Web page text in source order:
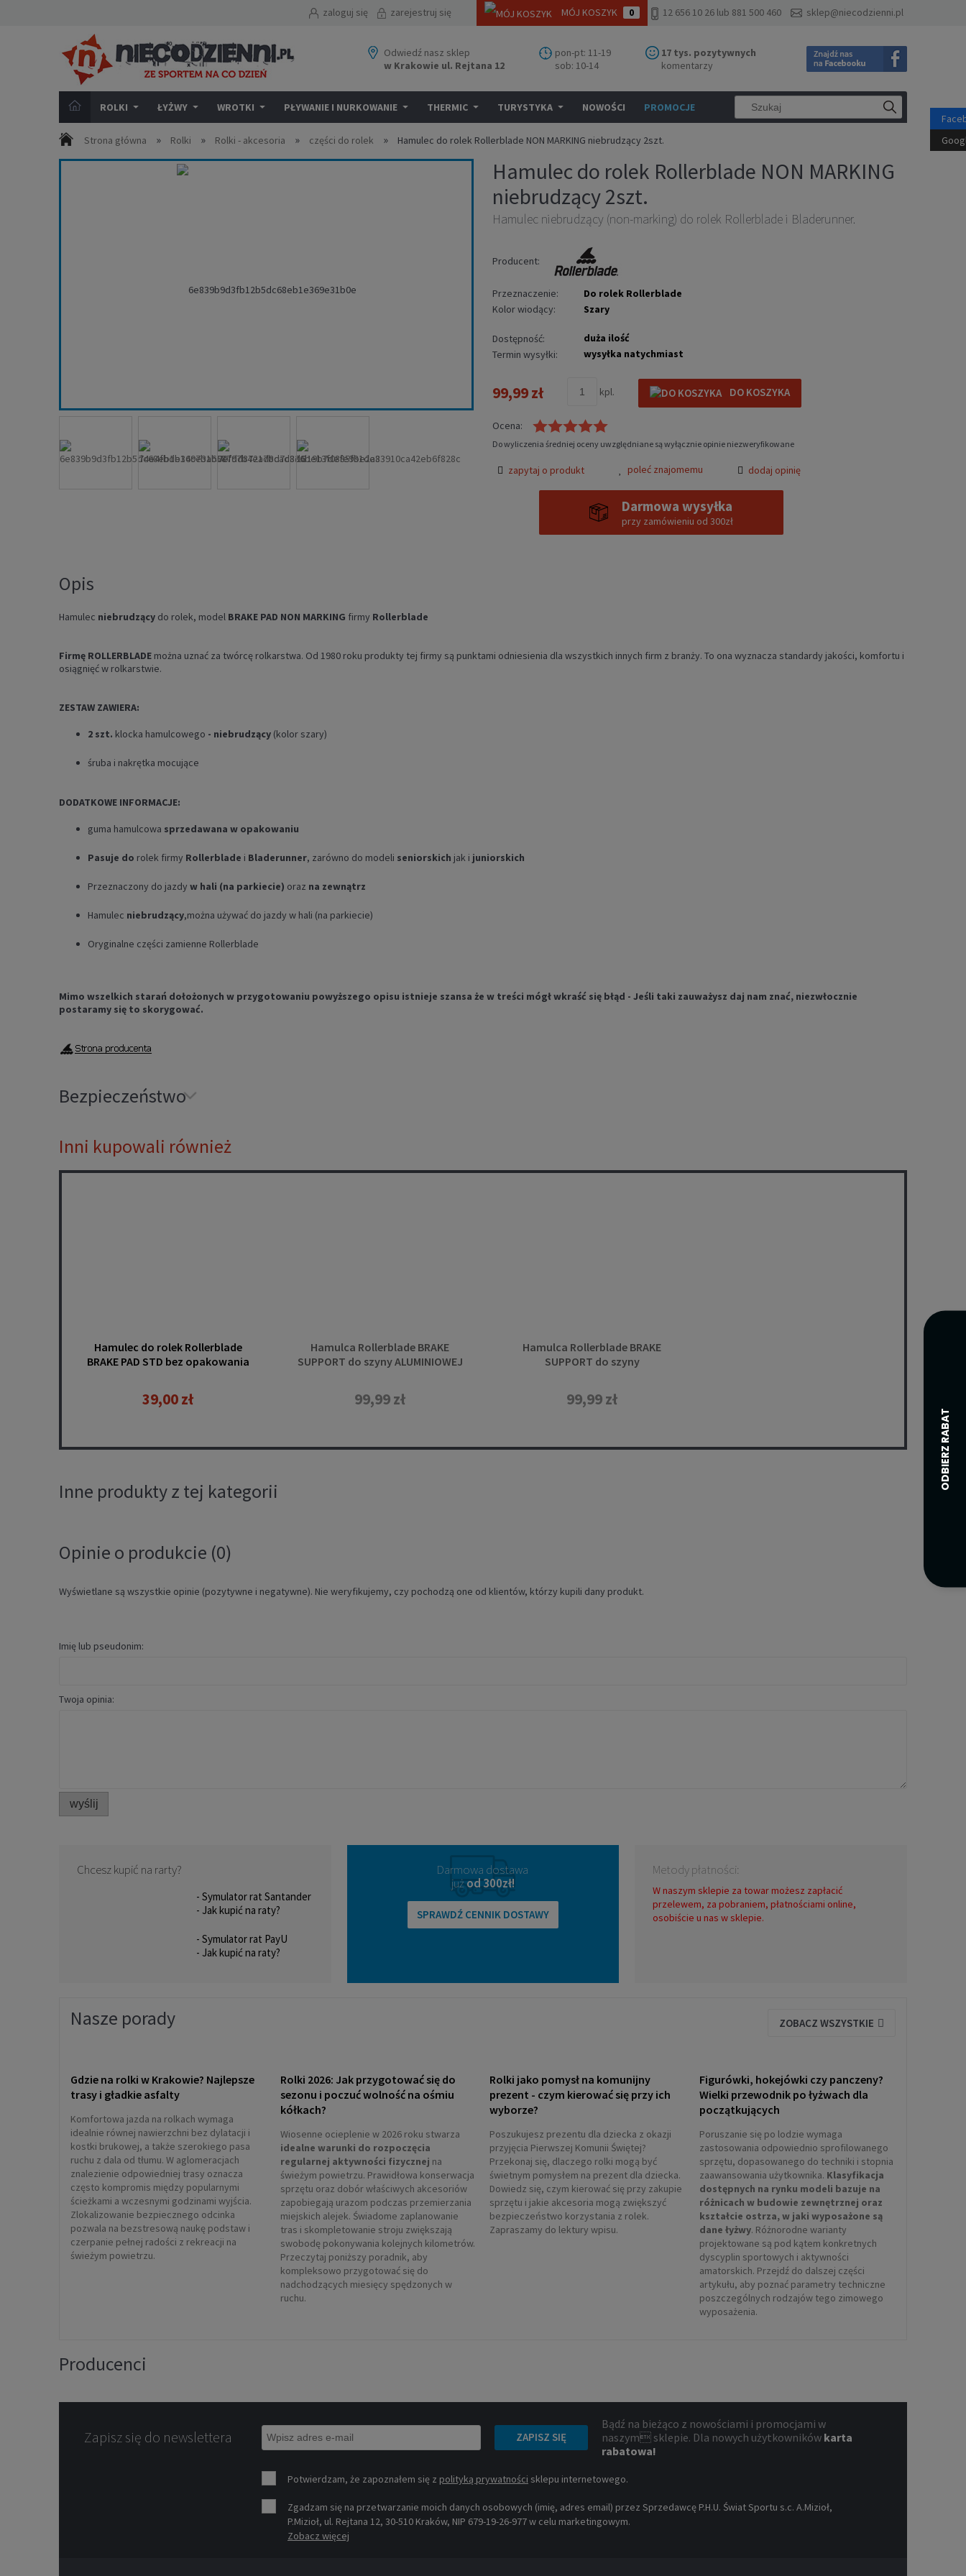
12 656 10 26 lub 881 500 460 sklep@niecodzienni.pl
MÓJ KOSZYK 0
zaloguj się zarejestruj się
Odwiedź nasz sklep
w Krakowie ul. Rejtana 12
pon-pt: 11-19
sob: 10-14
17 tys. pozytywnych
komentarzy
ROLKI ŁYŻWY WROTKI PŁYWANIE I NURKOWANIE THERMIC TURYSTYKA NOWOŚCI PROMOCJE
Strona główna » Rolki » Rolki - akcesoria » części do rolek » Hamulec do rolek Rollerblade NON MARKING niebrudzący 2szt.
Hamulec do rolek Rollerblade NON MARKING
niebrudzący 2szt.
Hamulec niebrudzący (non-marking) do rolek Rollerblade i Bladerunner.
Producent:
Przeznaczenie:
Do rolek Rollerblade
Kolor wiodący:
Szary
Dostępność:
duża ilość
Termin wysyłki:
wysyłka natychmiast
99,99 zł kpl. DO KOSZYKA
Ocena:
Do wyliczenia średniej oceny uwzględniane są wyłącznie opinie niezweryfikowane
zapytaj o produkt poleć znajomemu dodaj opinię
Darmowa wysyłka
przy zamówieniu od 300zł
Opis
Hamulec niebrudzący do rolek, model BRAKE PAD NON MARKING firmy Rollerblade
Firmę ROLLERBLADE można uznać za twórcę rolkarstwa. Od 1980 roku produkty tej firmy są punktami odniesienia dla wszystkich innych firm z branży. To ona wyznacza standardy jakości, komfortu i
osiągnięć w rolkarstwie.
ZESTAW ZAWIERA:
2 szt. klocka hamulcowego - niebrudzący (kolor szary)
śruba i nakrętka mocujące
DODATKOWE INFORMACJE:
guma hamulcowa sprzedawana w opakowaniu
Pasuje do rolek firmy Rollerblade i Bladerunner, zarówno do modeli seniorskich jak i juniorskich
Przeznaczony do jazdy w hali (na parkiecie) oraz na zewnątrz
Hamulec niebrudzący,można używać do jazdy w hali (na parkiecie)
Oryginalne części zamienne Rollerblade
Mimo wszelkich starań dołożonych w przygotowaniu powyższego opisu istnieje szansa że w treści mógł wkraść się błąd - Jeśli taki zauważysz daj nam znać, niezwłocznie
postaramy się to skorygować.
Bezpieczeństwo
Inni kupowali również
Hamulec do rolek Rollerblade
BRAKE PAD STD bez opakowania
39,00 zł
Hamulca Rollerblade BRAKE
SUPPORT do szyny ALUMINIOWEJ
99,99 zł
Hamulca Rollerblade BRAKE
SUPPORT do szyny
99,99 zł
Inne produkty z tej kategorii
Opinie o produkcie (0)
Wyświetlane są wszystkie opinie (pozytywne i negatywne). Nie weryfikujemy, czy pochodzą one od klientów, którzy kupili dany produkt.
Imię lub pseudonim:
Twoja opinia:
wyślij
Chcesz kupić na rarty?
- Symulator rat Santander
- Jak kupić na raty?
- Symulator rat PayU
- Jak kupić na raty?
Darmowa dostawa
już od 300zł!
SPRAWDŹ CENNIK DOSTAWY
Metody płatności:
W naszym sklepie za towar możesz zapłacić
przelewem, za pobraniem, płatnościami online,
osobiście u nas w sklepie.
Nasze porady ZOBACZ WSZYSTKIE
Gdzie na rolki w Krakowie? Najlepsze
trasy i gładkie asfalty
Komfortowa jazda na rolkach wymaga
idealnie równej nawierzchni bez dylatacji i
kostki brukowej, a także szerokiego pasa
ruchu z dala od tłumu. W aglomeracjach
znalezienie odpowiedniej trasy oznacza
często kompromis między popularnymi
ścieżkami a wczesnymi godzinami wyjścia.
Zlokalizowanie bezpiecznego odcinka
pozwala na bezstresową naukę podstaw i
czerpanie pełnej radości z rekreacji na
świeżym powietrzu.
Rolki 2026: Jak przygotować się do
sezonu i poczuć wolność na ośmiu
kółkach?
Wiosenne ocieplenie w 2026 roku stwarza
idealne warunki do rozpoczęcia
regularnej aktywności fizycznej na
świeżym powietrzu. Prawidłowa konserwacja
sprzętu oraz dobór właściwych akcesoriów
zapobiegają urazom podczas przemierzania
miejskich alejek. Świadome zaplanowanie
tras i skompletowanie stroju zwiększają
swobodę pokonywania kolejnych kilometrów.
Przeczytaj poniższy poradnik, aby
kompleksowo przygotować się do
nadchodzących miesięcy spędzonych w
ruchu.
Rolki jako pomysł na komunijny
prezent - czym kierować się przy ich
wyborze?
Poszukujesz prezentu dla dziecka z okazji
przyjęcia Pierwszej Komunii Świętej?
Przekonaj się, dlaczego rolki mogą być
świetnym pomysłem na prezent dla dziecka.
Dowiedz się, czym kierować się przy zakupie
sprzętu i jakie akcesoria mogą zwiększyć
bezpieczeństwo korzystania z rolek.
Zapraszamy do lektury wpisu.
Figurówki, hokejówki czy panczeny?
Wielki przewodnik po łyżwach dla
początkujących
Poruszanie się po lodzie wymaga
zastosowania odpowiednio sprofilowanego
sprzętu, dopasowanego do techniki i stopnia
zaawansowania użytkownika. Klasyfikacja
dostępnych na rynku modeli bazuje na
różnicach w budowie zewnętrznej oraz
kształcie ostrza, w jaki wyposażone są
dane łyżwy. Różnorodne warianty
projektowane są pod kątem konkretnych
dyscyplin sportowych i aktywności
amatorskich. Przejdź do dalszej części
artykułu, aby poznać parametry techniczne
poszczególnych rodzajów tego zimowego
wyposażenia.
Producenci
Zapisz się do newslettera ZAPISZ SIĘ
Bądź na bieżąco z nowościami i promocjami w
naszym sklepie. Dla nowych użytkowników karta
rabatowa!
Potwierdzam, że zapoznałem się z polityką prywatności sklepu internetowego.
Zgadzam się na przetwarzanie moich danych osobowych (imię, adres email) przez Sprzedawcę P.H.U. Świat Sportu s.c. A.Mizioł,
P.Mizioł, ul. Rejtana 12, 30-510 Kraków, NIP 679-19-26-977 w celu marketingowym.
Zobacz więcej